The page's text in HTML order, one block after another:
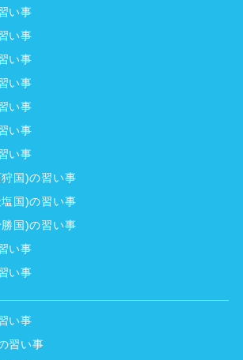
い事
い事
い事
い事
い事
い事
い事
国)の習い事
国)の習い事
国)の習い事
い事
い事
い事
習い事